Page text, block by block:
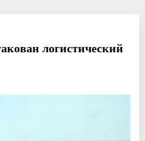
логистический